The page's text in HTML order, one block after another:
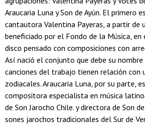
Araucaria Luna y Son de Ayún. El primero
cantautora Valentina Payeras, a partir de
beneficiado por el Fondo de la Música,
disco pensado con composiciones con
Así nació el conjunto que debe su nombre
canciones del trabajo tienen relación con
zodiacales. Araucaria Luna, por su parte,
compositora especialista en música
de Son Jarocho Chile. y directora de Son
sones jarochos tradicionales del Sur de